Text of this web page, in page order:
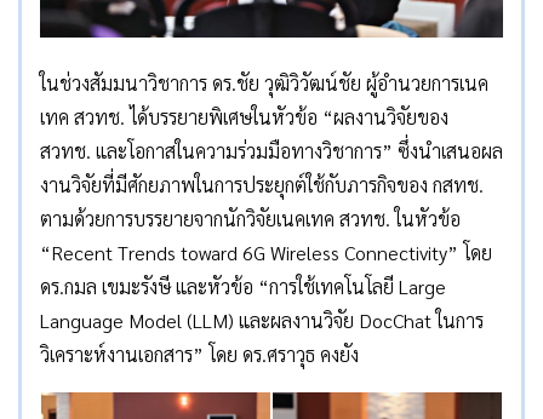
ในช่วงสัมมนาวิชาการ ดร.ชัย วุฒิวิวัฒน์ชัย ผู้อำนวยการเนค
เทค สวทช. ได้บรรยายพิเศษในหัวข้อ “ผลงานวิจัยของ
สวทช. และโอกาสในความร่วมมือทางวิชาการ” ซึ่งนำเสนอผล
งานวิจัยที่มีศักยภาพในการประยุกต์ใช้กับภารกิจของ กสทช.
ตามด้วยการบรรยายจากนักวิจัยเนคเทค สวทช. ในหัวข้อ
“Recent Trends toward 6G Wireless Connectivity” โดย
ดร.กมล เขมะรังษี และหัวข้อ “การใช้เทคโนโลยี Large
Language Model (LLM) และผลงานวิจัย DocChat ในการ
วิเคราะห์งานเอกสาร” โดย ดร.ศราวุธ คงยัง